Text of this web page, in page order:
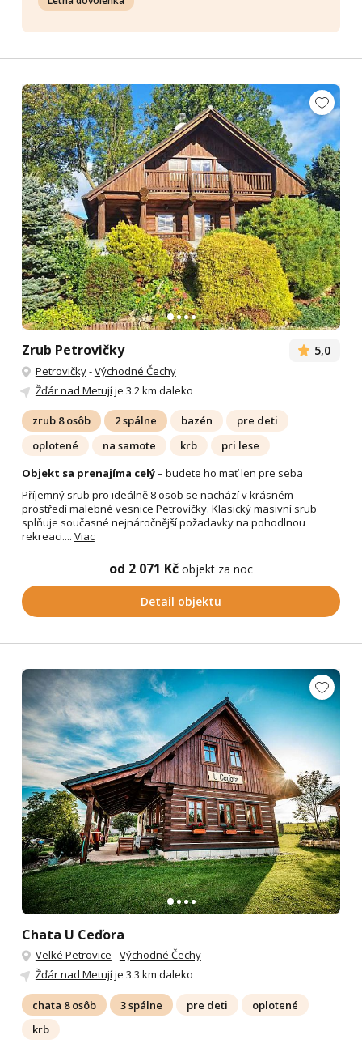
Zrub Petrovičky 5,0
Petrovičky-Východné Čechy
Žďár nad Metujíje 3.2 km daleko
zrub 8 osôb 2 spálne bazén
pre deti
oplotené
na samote krb
pri lese
Objekt sa prenajíma celý– budete ho mať len pre seba
Příjemný srub pro ideálně 8 osob se nachází v krásném
prostředí malebné vesnice Petrovičky. Klasický masivní srub
splňuje současné nejnáročnější požadavky na pohodlnou
rekreaci.... Viac
od 2 071 Kč objekt za noc
Detail objektu
Chata U Ceďora
Velké Petrovice -Východné Čechy
Žďár nad Metujíje 3.3 km daleko
chata 8 osôb 3 spálne pre deti
oplotené
krb